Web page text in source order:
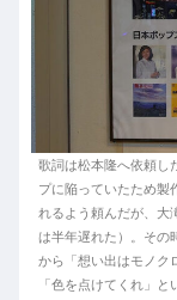
歌詞は松本隆へ依頼し
プに陥っていたため製
れるよう頼んだが、大
は半年遅れた）。その
から「想い出はモノク
「色を点けてくれ」